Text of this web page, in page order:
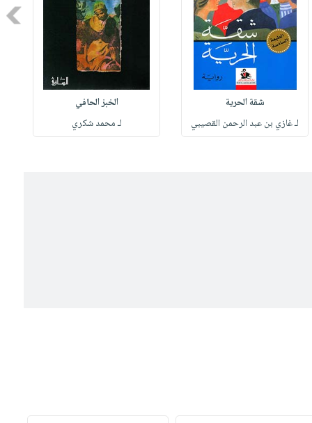
شقة الحرية
لـ غازي بن عبد الرحمن القصيبي
الخبز الحافي
لـ محمد شكري